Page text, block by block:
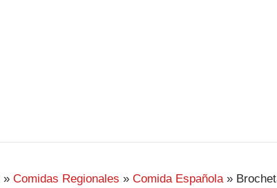
» Comidas Regionales » Comida Española»